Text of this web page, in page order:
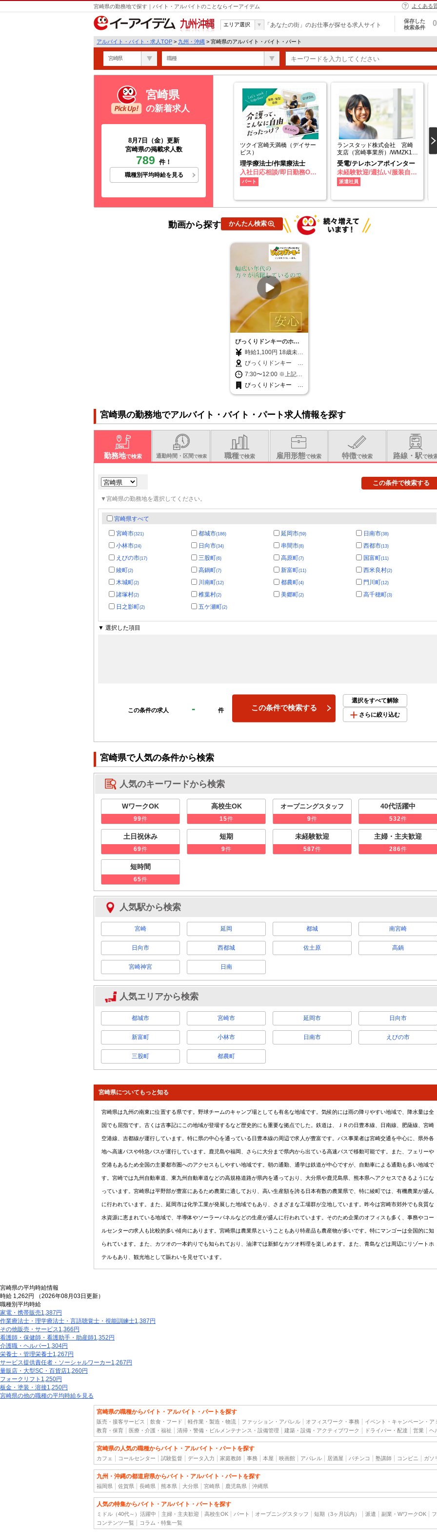
宮崎県の勤務地で探す｜バイト・アルバイトのことならイーアイデム よくある
九州・沖縄
エリア選択 「あなたの街」のお仕事が探せる求人サイト
保存した
検索条件
0
アルバイト・バイト・求人TOP > 九州・沖縄 > 宮崎県のアルバイト・バイト・パート
宮崎県 職種
宮崎県
の新着求人
8月7日（金）更新
宮崎県の掲載求人数
789 件！
職種別平均時給を見る
ツクイ宮崎天満橋（デイサー
ビス）
理学療法士/作業療法士
入社日応相談/即日勤務OK/
友達と応募OK/職場見学OK
または説明会あり/未経験歓
性活躍中/主婦・主夫歓迎/フ
リーター歓迎/学歴不問/ブラ
ンクOK/ミドル（40代～）
活躍中/エルダー（50代～）
活躍中/昇給あり/禁煙・分煙
OK/残業ほぼなし/副業・W
ワークOK/転勤なし/交通費
支給/社会保険あり/産休・育
休取得実績あり/各種手当（
家族・役職・インセンティ
ブなど）あり/研修制度あり/
社員登用あり/資格取得支援
制度あり/髪型・髪色自由/髭
(ひげ)OK/ネイルOK
パート
ランスタッド株式会社 宮崎
支店（宮崎事業所）/WMZK11
0115
受電/テレホンアポインター
未経験歓迎/週払い/服装自由
/髪型・髪色自由/車通勤OK/
バイク通勤OK/交通費支給
派遣社員
動画から探す かんたん検索
びっくりドンキーのホー
ルスタッフ
時給1,100円 18歳未満
（高校生含む）時給1,
降 年少者不可）時給
1,375円 ☆土日祝日手
当：時給＋100円 ☆1
年末年始手当有（時給
アップ）
びっくりドンキー 大
島町店 宮崎県宮崎市
7:30〜12:00 ※上記時
間内で、曜日・出勤回
働時間が6時間を超え
る場合45分、8時間を
超える場合は60分の
休憩あり
びっくりドンキー 大
島町店
宮崎県の勤務地でアルバイト・バイト・パート求人情報を探す
勤務地で検索 通勤時間・区間で検索 職種で検索 雇用形態で検索 特徴で検索 路線・駅で検
この条件で検索する
▼宮崎県の勤務地を選択してください。
宮崎県すべて
宮崎市(321) 都城市(186) 延岡市(59) 日南市(38)
小林市(24) 日向市(34) 串間市(8) 西都市(13)
えびの市(17) 三股町(6) 高原町(7) 国富町(11)
綾町(2) 高鍋町(7) 新富町(11) 西米良村(2)
木城町(2) 川南町(12) 都農町(4) 門川町(12)
諸塚村(2) 椎葉村(2) 美郷町(2) 高千穂町(3)
日之影町(2) 五ケ瀬町(2)
▼ 選択した項目
この条件の求人 - 件 この条件で検索する
選択をすべて解除
さらに絞り込む
宮崎県で人気の条件から検索
人気のキーワードから検索
WワークOK
99件
高校生OK
15件
オープニングスタッフ
9件
40代活躍中
532件
土日祝休み
69件
短期
9件
未経験歓迎
587件
主婦・主夫歓迎
286件
短時間
65件
人気駅から検索
宮崎 延岡 都城 南宮崎
日向市 西都城 佐土原 高鍋
宮崎神宮 日南
人気エリアから検索
都城市 宮崎市 延岡市 日向市
新富町 小林市 日南市 えびの市
三股町 都農町
宮崎県についてもっと知る
宮崎県は九州の南東に位置する県です。野球チームのキャンプ場としても有名な地域です。気候的には雨の降りやすい地域で、降水量は全
国でも屈指です。古くは古事記にこの地域が登場するなど歴史的にも重要な拠点でした。鉄道は、ＪＲの日豊本線、日南線、肥薩線、宮崎
空港線、吉都線が運行しています。特に県の中心を通っている日豊本線の周辺で求人が豊富です。バス事業者は宮崎交通を中心に、県外各
地へ高速バスや特急バスが運行しています。鹿児島や福岡、さらに大分まで県内から出ている高速バスで移動可能です。また、フェリーや
空港もあるため全国の主要都市圏へのアクセスもしやすい地域です。朝の通勤、通学は鉄道が中心ですが、自動車による通勤も多い地域で
す。宮崎では九州自動車道、東九州自動車道などの高規格道路が県内を通っており、大分県や鹿児島県、熊本県へアクセスできるようにな
っています。宮崎県は平野部が豊富にあるため農業に適しており、高い生産額を誇る日本有数の農業県で、特に綾町では、有機農業が盛ん
に行われています。また、延岡市は化学工業が発展した地域でもあり、さまざまな工場群が立地しています。昨今は宮崎市郊外でも良質な
水資源に恵まれている地域で、半導体やソーラーパネルなどの生産が盛んに行われています。そのため企業のオフィスも多く、事務やコー
ルセンターの求人も比較的多い傾向にあります。宮崎県は農業県ということもあり特産品も農産物が多いです。特にマンゴーは全国的に知
られています。また、カツオの一本釣りでも知られており、油津では新鮮なカツオ料理を楽しめます。また、青島などは周辺にリゾートホ
テルもあり、観光地として賑わいを見せています。
宮崎県の平均時給情報
時給 1,262円
（2026年08月03日更新）
職種別平均時給
家電・携帯販売1,387円
作業療法士・理学療法士・言語聴覚士・視能訓練士1,387円
その他販売・サービス1,366円
看護師・保健師・看護助手・助産師1,352円
介護職・ヘルパー1,304円
栄養士・管理栄養士1,267円
サービス提供責任者・ソーシャルワーカー1,267円
量販店・大型SC・百貨店1,260円
フォークリフト 1,250円
板金・塗装・溶接1,250円
宮崎県の他の職種の平均時給を見る
宮崎県の職種からバイト・アルバイト・パートを探す
販売・接客サービス 飲食・フード 軽作業・製造・物流 ファッション・アパレル オフィスワーク・事務
イベント・キャンペーン・ア
教育・保育
医療・介護・福祉 清掃・警備・ビルメンテナンス・設備管理 建築・設備・アクティブワーク ドライバー・配達 営業 ヘ
宮崎県の人気の職種からバイト・アルバイト・パートを探す
カフェ コールセンター 試験監督 データ入力 家庭教師 事務 本屋 映画館 アパレル 居酒屋 パチンコ 塾講師 コンビニ ガソ
九州・沖縄の都道府県からバイト・アルバイト・パートを探す
福岡県 佐賀県 長崎県 熊本県 大分県 宮崎県 鹿児島県 沖縄県
人気の特集からバイト・アルバイト・パートを探す
ミドル（40代～）活躍中 主婦・主夫歓迎 高校生OK パート オープニングスタッフ 短期（3ヶ月以内） 派遣 副業・WワークOK
コンテンツ一覧
コラム・特集一覧